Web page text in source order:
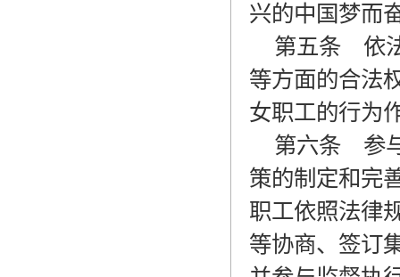
兴的中国梦而
第五条 依
等方面的合法
女职工的行为
第六条 参
策的制定和完
职工依照法律
等协商、签订